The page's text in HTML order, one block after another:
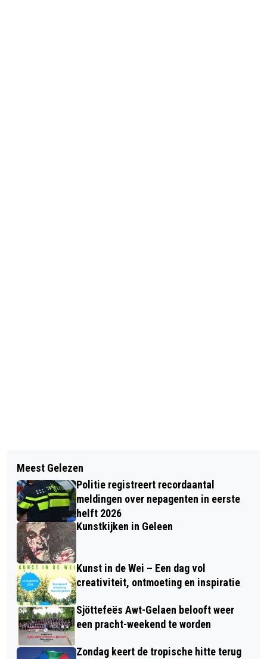
TYPOSCRIPT VAN DER HEIJDEN
VANAF 19 MAART VERKRIJGBAAR
AANPAK VRI KRUISPUNT RIJKSWEG
ZUID-HOLLEWEG-AGRICOLASTRAAT
IN SITTARD
Meest Gelezen
Politie registreert recordaantal
meldingen over nepagenten in eerste
helft 2026
Kunstkijken in Geleen
Kunst in de Wei – Een dag vol
creativiteit, ontmoeting en inspiratie
Sjöttefeës Awt-Gelaen belooft weer
een pracht-weekend te worden
Zondag keert de tropische hitte terug